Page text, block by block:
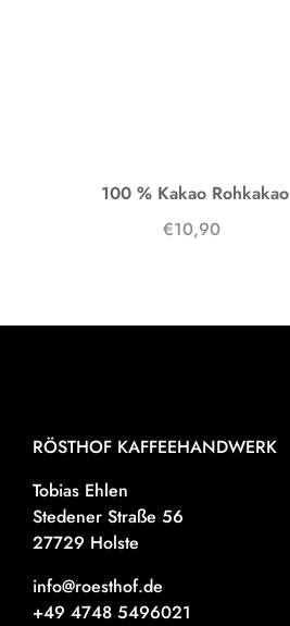
100 % Kakao Rohkakao
€10,90
RÖSTHOF KAFFEEHANDWERK
Tobias Ehlen
Stedener Straße 56
27729 Holste
info@roesthof.de
+49 4748 5496021